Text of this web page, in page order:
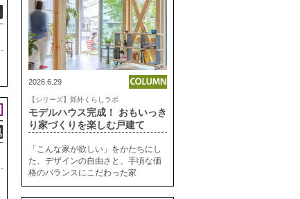
2026.6.29
【シリーズ】郊外くらしラボ
モデルハウス完成！ おもいっき
り家づくりを楽しむ戸建て
「こんな家が欲しい」をかたちにし
た、デザインの自由さと、手頃な価
格のバランスにこだわった家